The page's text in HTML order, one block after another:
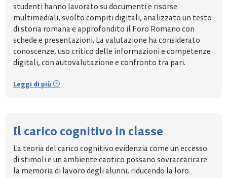
studenti hanno lavorato su documenti e risorse
multimediali, svolto compiti digitali, analizzato un testo
di storia romana e approfondito il Foro Romano con
schede e presentazioni. La valutazione ha considerato
conoscenze, uso critico delle informazioni e competenze
digitali, con autovalutazione e confronto tra pari.
Leggi di più
Il carico cognitivo in classe
La teoria del carico cognitivo evidenzia come un eccesso
di stimoli e un ambiente caotico possano sovraccaricare
la memoria di lavoro degli alunni, riducendo la loro